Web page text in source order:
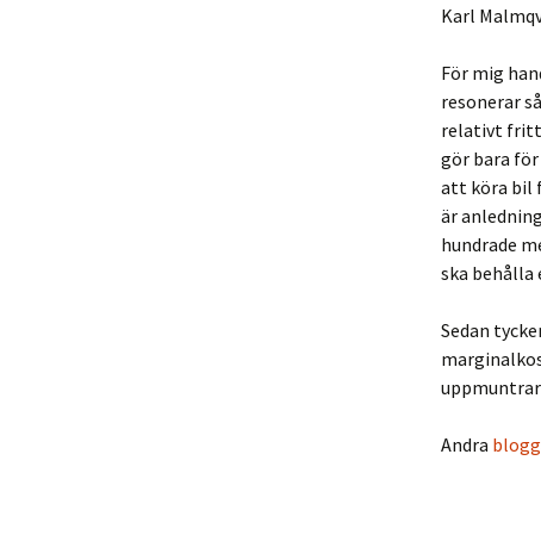
Karl
För mig
resonerar
relativt fritt
gör bara
att köra bil
är
hundrade
ska
Sedan
Andra